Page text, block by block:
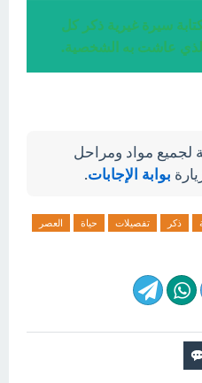
سيرة غيرية ذكر كل
عاشت به الشخصية.
لجميع مواد ومراحل
بوابة الإجابات.
ذكر تفصيلات حياة
العصر